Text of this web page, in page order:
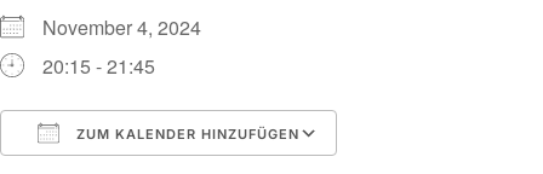
November 4, 2024
20:15 - 21:45
ZUM KALENDER HINZUFÜGEN